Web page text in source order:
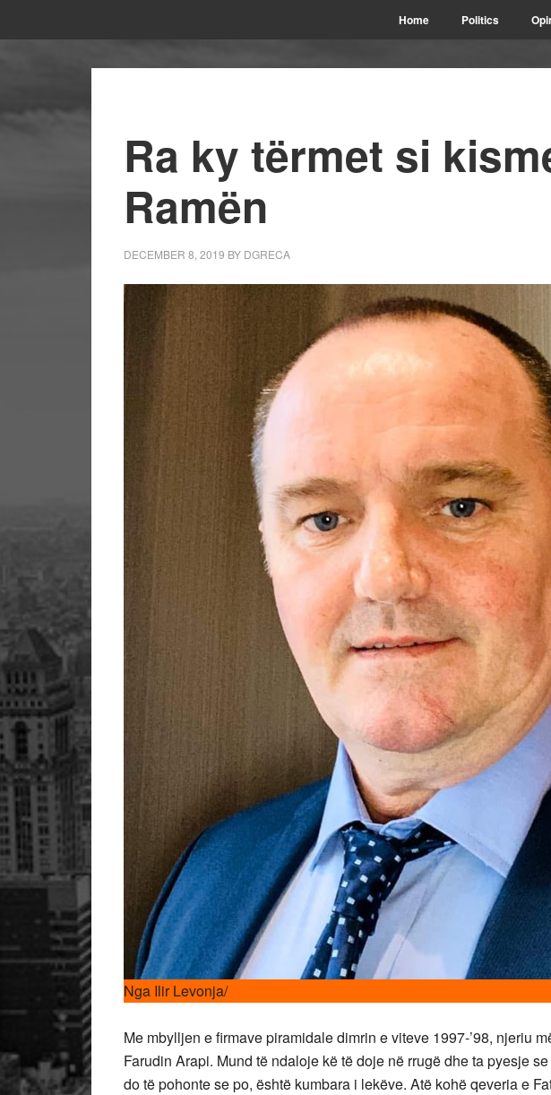
Home Politics
Ra ky tërmet si
Ramën
DECEMBER 8, 2019 BY DGRECA
Nga Ilir Levonja/
Me mbylljen e firmave piramidale dimrin e viteve 1997-’98, njeriu
Farudin Arapi. Mund të ndaloje kë të doje në rrugë dhe ta pyesje
do të pohonte se po, është kumbara i lekëve. Atë kohë qeveria e